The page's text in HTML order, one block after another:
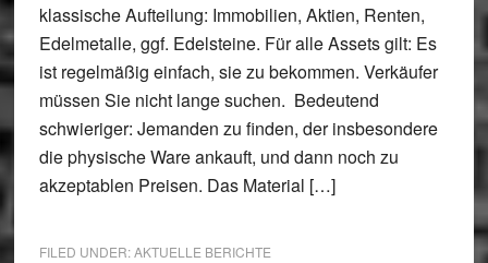
klassische Aufteilung: Immobilien, Aktien, Renten,
Edelmetalle, ggf. Edelsteine. Für alle Assets gilt: Es
ist regelmäßig einfach, sie zu bekommen. Verkäufer
müssen Sie nicht lange suchen. Bedeutend
schwieriger: Jemanden zu finden, der insbesondere
die physische Ware ankauft, und dann noch zu
akzeptablen Preisen. Das Material […]
FILED UNDER:AKTUELLE BERICHTE